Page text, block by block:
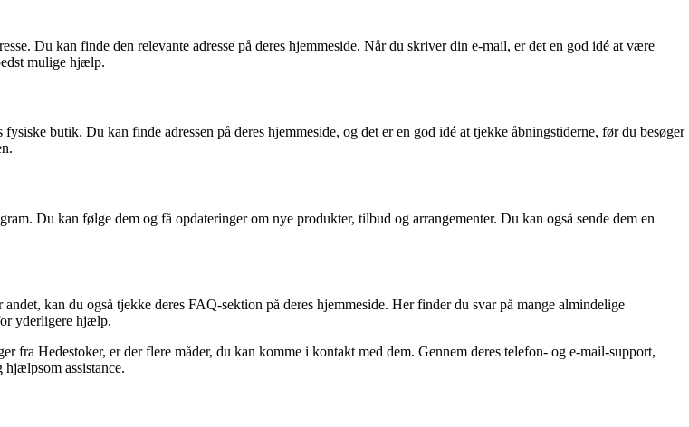
Du kan finde den relevante adresse på deres hjemmeside. Når du skriver din e-mail, er det en god idé at være
mulige hjælp.
butik. Du kan finde adressen på deres hjemmeside, og det er en god idé at tjekke åbningstiderne, før du besøger
Du kan følge dem og få opdateringer om nye produkter, tilbud og arrangementer. Du kan også sende dem en
kan du også tjekke deres FAQ-sektion på deres hjemmeside. Her finder du svar på mange almindelige
yderligere hjælp.
fra Hedestoker, er der flere måder, du kan komme i kontakt med dem. Gennem deres telefon- og e-mail-support,
assistance.